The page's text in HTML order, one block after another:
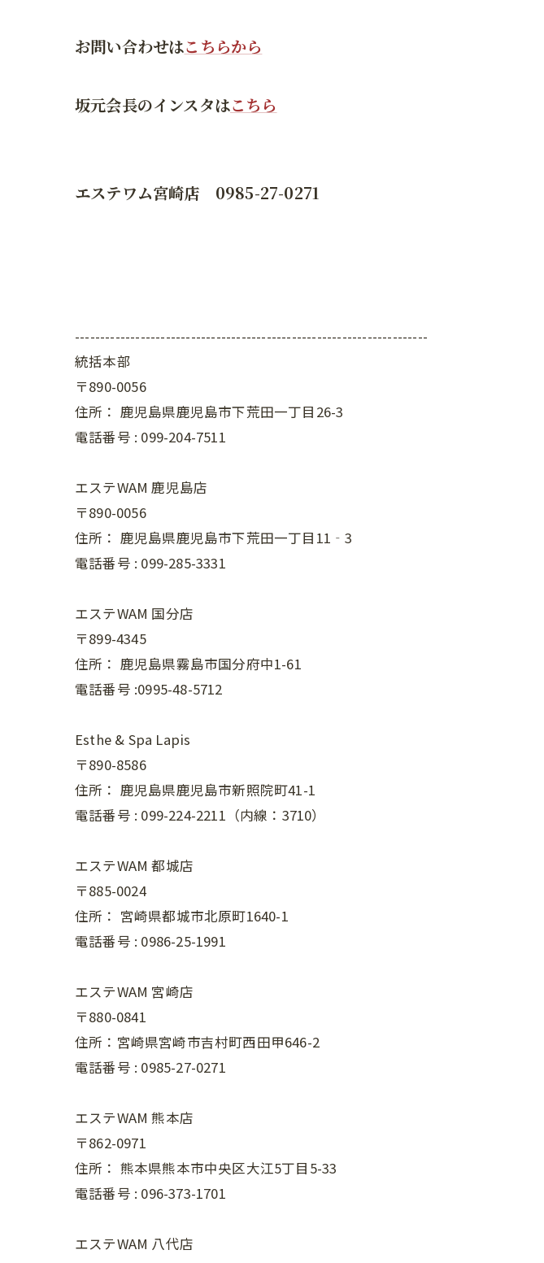
お問い合わせはこちらから
坂元会長のインスタはこちら
エステワム宮崎店 0985-27-0271
----------------------------------------------------------------------
統括本部
〒890-0056
住所： 鹿児島県鹿児島市下荒田一丁目26-3
電話番号 : 099-204-7511
エステWAM 鹿児島店
〒890-0056
住所： 鹿児島県鹿児島市下荒田一丁目11‐3
電話番号 : 099-285-3331
エステWAM 国分店
〒899-4345
住所： 鹿児島県霧島市国分府中1-61
電話番号 :0995-48-5712
Esthe & Spa Lapis
〒890-8586
住所： 鹿児島県鹿児島市新照院町41-1
電話番号 : 099-224-2211（内線：3710）
エステWAM 都城店
〒885-0024
住所： 宮崎県都城市北原町1640-1
電話番号 : 0986-25-1991
エステWAM 宮崎店
〒880-0841
住所：宮崎県宮崎市吉村町西田甲646-2
電話番号 : 0985-27-0271
エステWAM 熊本店
〒862-0971
住所： 熊本県熊本市中央区大江5丁目5-33
電話番号 : 096-373-1701
エステWAM 八代店